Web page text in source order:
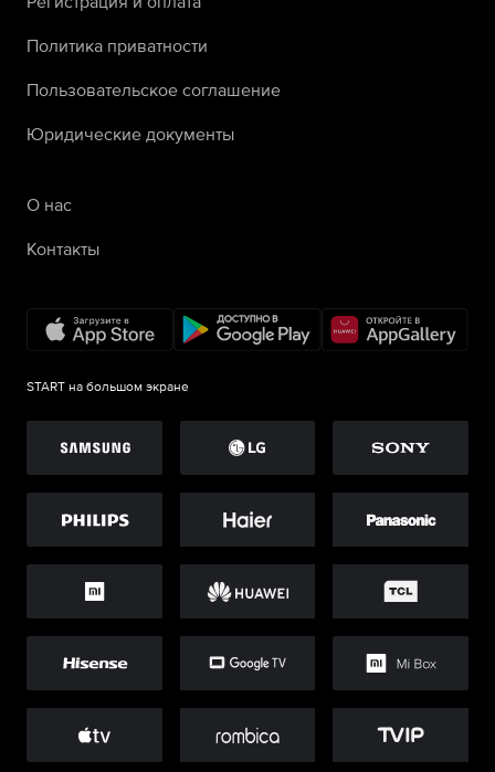
Политика приватности
Пользовательское соглашение
Юридические документы
О нас
Контакты
START на большом экране